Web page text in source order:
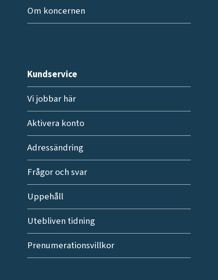
Om koncernen
Kundservice
Vi jobbar här
Aktivera konto
Adressändring
Frågor och svar
Uppehåll
Utebliven tidning
Prenumerationsvillkor